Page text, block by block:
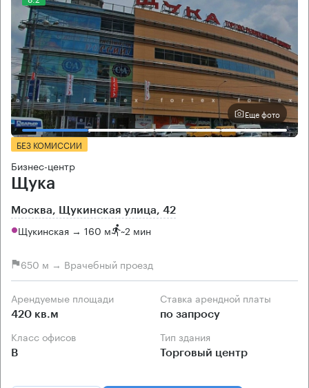
Еще фото
БЕЗ КОМИССИИ
Бизнес-центр
Щука
Москва, Щукинская улица, 42
Щукинская → 160 м ~2 мин
650 м → Врачебный проезд
Арендуемые площади
420 кв.м
Ставка арендной платы
по запросу
Класс офисов
B
Тип здания
Торговый центр